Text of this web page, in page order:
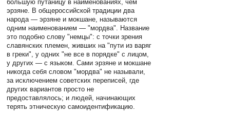
большую путаницу в наименованиях, чем
эрзяне. В общероссийской традиции два
народа — эрзяне и мокшане, называются
одним наименованием — "мордва". Название
это подобно слову "немцы": с точки зрения
славянских племен, живших на "пути из варяг
в греки", у одних "не все в порядке" с лицом,
у других — с языком. Сами эрзяне и мокшане
никогда себя словом "мордва" не называли,
за исключением советских переписей, где
других вариантов просто не
предоставлялось; и людей, начинающих
терять этническую самоидентификацию.